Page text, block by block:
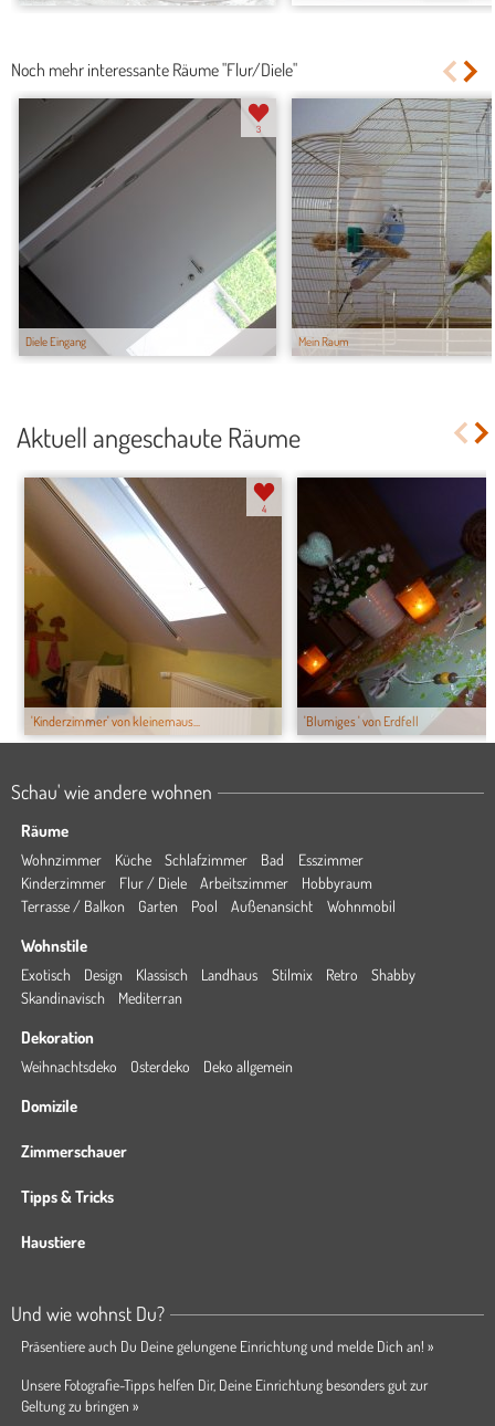
Noch mehr interessante Räume "Flur/Diele"
Diele Eingang
3
Mein Raum
Aktuell angeschaute Räume
'Kinderzimmer' von kleinemaus...
4
'Blumiges ' von Erdfell
Schau' wie andere wohnen
Räume
Wohnzimmer Küche Schlafzimmer Bad
Esszimmer
Kinderzimmer
Flur / Diele Arbeitszimmer
Hobbyraum
Terrasse / Balkon
Garten Pool Außenansicht Wohnmobil
Wohnstile
Exotisch Design Klassisch Landhaus Stilmix Retro
Shabby
Skandinavisch
Mediterran
Dekoration
Weihnachtsdeko Osterdeko Deko allgemein
Domizile
Zimmerschauer
Tipps & Tricks
Haustiere
Und wie wohnst Du?
Präsentiere auch Du Deine gelungene Einrichtung und melde Dich an! »
Unsere Fotografie-Tipps helfen Dir, Deine Einrichtung besonders gut zur
Geltung zu bringen »